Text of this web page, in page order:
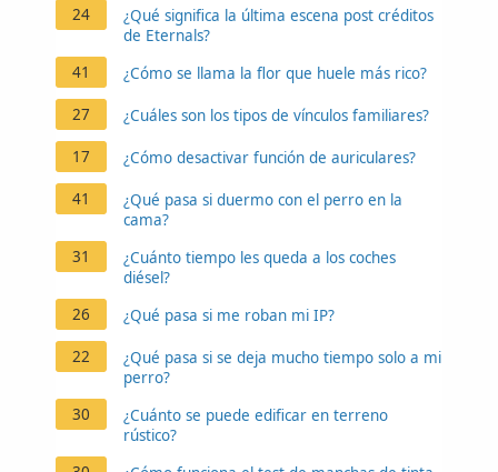
24
¿Qué significa la última escena post créditos
de Eternals?
41
¿Cómo se llama la flor que huele más rico?
27 ¿Cuáles son los tipos de vínculos familiares?
17 ¿Cómo desactivar función de auriculares?
41
¿Qué pasa si duermo con el perro en la
cama?
31
¿Cuánto tiempo les queda a los coches
diésel?
26
¿Qué pasa si me roban mi IP?
22
¿Qué pasa si se deja mucho tiempo solo a mi
perro?
30
¿Cuánto se puede edificar en terreno
rústico?